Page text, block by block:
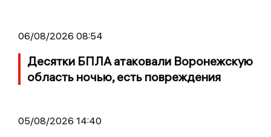
06/08/2026 08:54
Десятки БПЛА атаковали Воронежскую
область ночью, есть повреждения
05/08/2026 14:40